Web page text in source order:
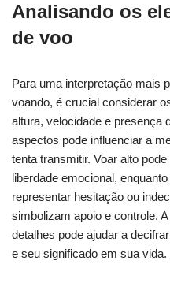
Analisando os
de voo
Para uma interpretação mais
voando, é crucial considerar
altura, velocidade e presença
aspectos pode influenciar a
tenta transmitir. Voar alto
liberdade emocional,
representar hesitação ou
simbolizam apoio e controle.
detalhes pode ajudar a
e seu significado em sua vida.